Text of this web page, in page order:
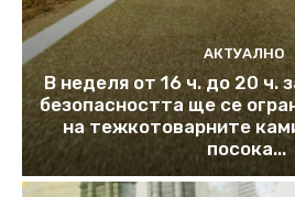
АКТУАЛНО
В неделя от 16 ч. до 20 ч.
безопасността ще се
на тежкотоварните
посока...